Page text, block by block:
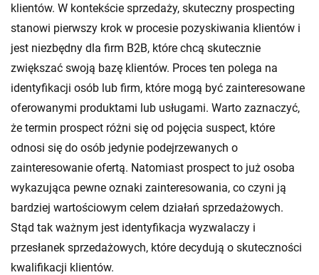
klientów. W kontekście sprzedaży, skuteczny prospecting
stanowi pierwszy krok w procesie pozyskiwania klientów i
jest niezbędny dla firm B2B, które chcą skutecznie
zwiększać swoją bazę klientów. Proces ten polega na
identyfikacji osób lub firm, które mogą być zainteresowane
oferowanymi produktami lub usługami. Warto zaznaczyć,
że termin prospect różni się od pojęcia suspect, które
odnosi się do osób jedynie podejrzewanych o
zainteresowanie ofertą. Natomiast prospect to już osoba
wykazująca pewne oznaki zainteresowania, co czyni ją
bardziej wartościowym celem działań sprzedażowych.
Stąd tak ważnym jest identyfikacja wyzwalaczy i
przesłanek sprzedażowych, które decydują o skuteczności
kwalifikacji klientów.